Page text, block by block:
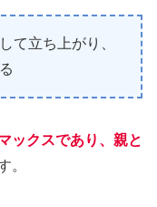
て立ち上がり、
ックスであり、親と
。